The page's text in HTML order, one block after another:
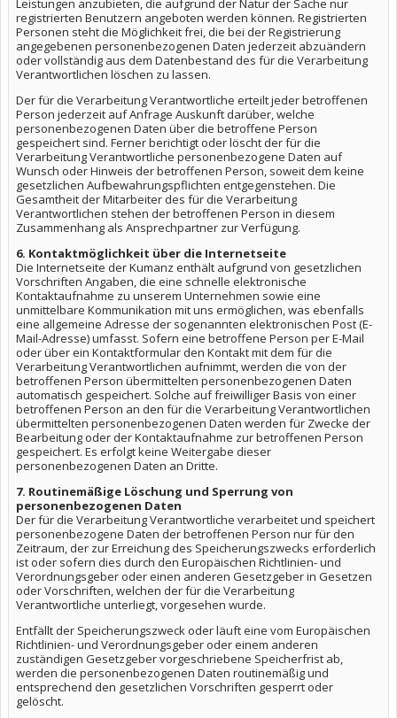
Leistungen anzubieten, die aufgrund der Natur der Sache nur
registrierten Benutzern angeboten werden können. Registrierten
Personen steht die Möglichkeit frei, die bei der Registrierung
angegebenen personenbezogenen Daten jederzeit abzuändern
oder vollständig aus dem Datenbestand des für die Verarbeitung
Verantwortlichen löschen zu lassen.
Der für die Verarbeitung Verantwortliche erteilt jeder betroffenen
Person jederzeit auf Anfrage Auskunft darüber, welche
personenbezogenen Daten über die betroffene Person
gespeichert sind. Ferner berichtigt oder löscht der für die
Verarbeitung Verantwortliche personenbezogene Daten auf
Wunsch oder Hinweis der betroffenen Person, soweit dem keine
gesetzlichen Aufbewahrungspflichten entgegenstehen. Die
Gesamtheit der Mitarbeiter des für die Verarbeitung
Verantwortlichen stehen der betroffenen Person in diesem
Zusammenhang als Ansprechpartner zur Verfügung.
6. Kontaktmöglichkeit über die Internetseite
Die Internetseite der Kumanz enthält aufgrund von gesetzlichen
Vorschriften Angaben, die eine schnelle elektronische
Kontaktaufnahme zu unserem Unternehmen sowie eine
unmittelbare Kommunikation mit uns ermöglichen, was ebenfalls
eine allgemeine Adresse der sogenannten elektronischen Post (E-
Mail-Adresse) umfasst. Sofern eine betroffene Person per E-Mail
oder über ein Kontaktformular den Kontakt mit dem für die
Verarbeitung Verantwortlichen aufnimmt, werden die von der
betroffenen Person übermittelten personenbezogenen Daten
automatisch gespeichert. Solche auf freiwilliger Basis von einer
betroffenen Person an den für die Verarbeitung Verantwortlichen
übermittelten personenbezogenen Daten werden für Zwecke der
Bearbeitung oder der Kontaktaufnahme zur betroffenen Person
gespeichert. Es erfolgt keine Weitergabe dieser
personenbezogenen Daten an Dritte.
7. Routinemäßige Löschung und Sperrung von
personenbezogenen Daten
Der für die Verarbeitung Verantwortliche verarbeitet und speichert
personenbezogene Daten der betroffenen Person nur für den
Zeitraum, der zur Erreichung des Speicherungszwecks erforderlich
ist oder sofern dies durch den Europäischen Richtlinien- und
Verordnungsgeber oder einen anderen Gesetzgeber in Gesetzen
oder Vorschriften, welchen der für die Verarbeitung
Verantwortliche unterliegt, vorgesehen wurde.
Entfällt der Speicherungszweck oder läuft eine vom Europäischen
Richtlinien- und Verordnungsgeber oder einem anderen
zuständigen Gesetzgeber vorgeschriebene Speicherfrist ab,
werden die personenbezogenen Daten routinemäßig und
entsprechend den gesetzlichen Vorschriften gesperrt oder
gelöscht.